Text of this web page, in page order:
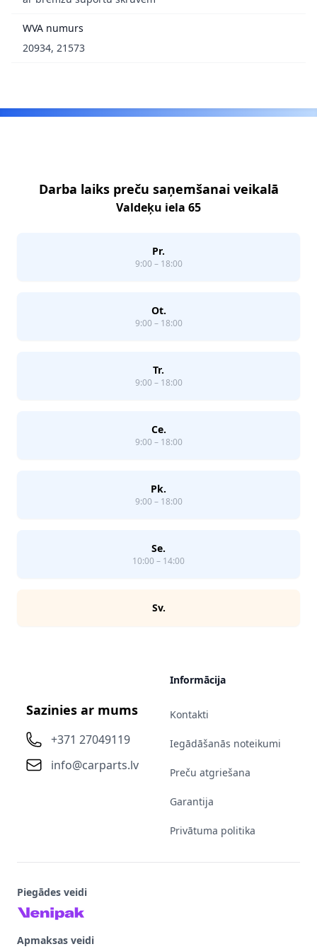
WVA numurs
20934, 21573
Darba laiks preču saņemšanai veikalā
Valdeķu iela 65
Pr.
9:00 – 18:00
Ot.
9:00 – 18:00
Tr.
9:00 – 18:00
Ce.
9:00 – 18:00
Pk.
9:00 – 18:00
Se.
10:00 – 14:00
Sv.
Sazinies ar mums
+371 27049119
info@carparts.lv
Informācija
Kontakti
Iegādāšanās noteikumi
Preču atgriešana
Garantija
Privātuma politika
Piegādes veidi
Apmaksas veidi